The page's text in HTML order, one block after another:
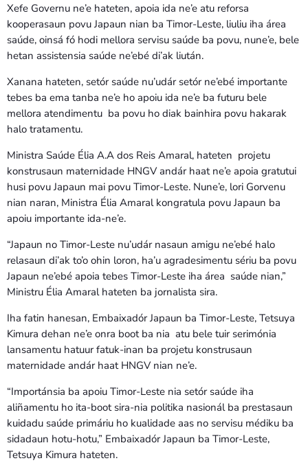
Xefe Governu ne’e hateten, apoia ida ne’e atu reforsa
kooperasaun povu Japaun nian ba Timor-Leste, liuliu iha área
saúde, oinsá fó hodi mellora servisu saúde ba povu, nune’e, bele
hetan assistensia saúde ne’ebé di’ak liután.
Xanana hateten, setór saúde nu’udár setór ne’ebé importante
tebes ba ema tanba ne’e ho apoiu ida ne’e ba futuru bele
mellora atendimentu ba povu ho diak bainhira povu hakarak
halo tratamentu.
Ministra Saúde Élia A.A dos Reis Amaral, hateten projetu
konstrusaun maternidade HNGV andár haat ne’e apoia gratutui
husi povu Japaun mai povu Timor-Leste. Nune’e, lori Gorvenu
nian naran, Ministra Élia Amaral kongratula povu Japaun ba
apoiu importante ida-ne’e.
“Japaun no Timor-Leste nu’udár nasaun amigu ne’ebé halo
relasaun di’ak to’o ohin loron, ha’u agradesimentu sériu ba povu
Japaun ne’ebé apoia tebes Timor-Leste iha área saúde nian,”
Ministru Élia Amaral hateten ba jornalista sira.
Iha fatin hanesan, Embaixadór Japaun ba Timor-Leste, Tetsuya
Kimura dehan ne’e onra boot ba nia atu bele tuir serimónia
lansamentu hatuur fatuk-inan ba projetu konstrusaun
maternidade andár haat HNGV nian ne’e.
“Importánsia ba apoiu Timor-Leste nia setór saúde iha
aliñamentu ho ita-boot sira-nia politika nasionál ba prestasaun
kuidadu saúde primáriu ho kualidade aas no servisu médiku ba
sidadaun hotu-hotu,” Embaixadór Japaun ba Timor-Leste,
Tetsuya Kimura hateten.